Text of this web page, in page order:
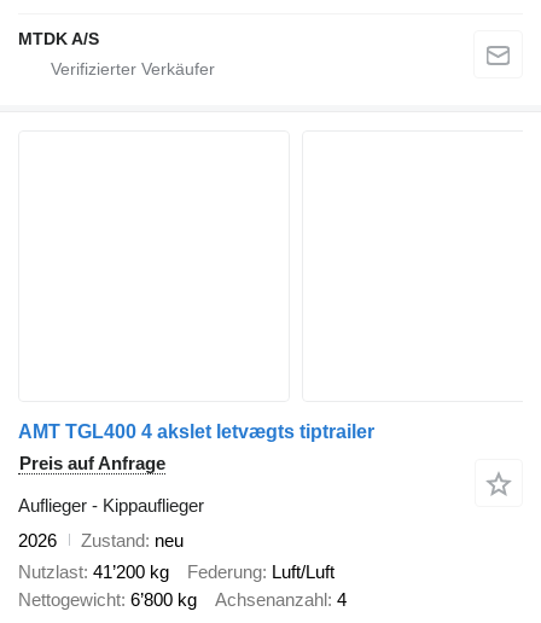
MTDK A/S
AMT TGL400 4 akslet letvægts tiptrailer
Preis auf Anfrage
Auflieger - Kippauflieger
2026
Zustand neu
Nutzlast 41’200 kg Federung Luft/Luft
Nettogewicht 6’800 kg Achsenanzahl 4